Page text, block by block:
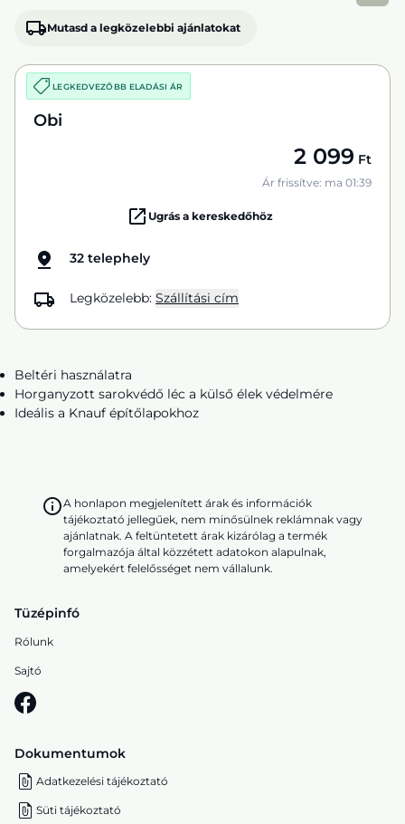
Mutasd a legközelebbi ajánlatokat
LEGKEDVEZŐBB ELADÁSI ÁR
Obi
2 099 Ft
Ár frissítve: ma 01:39
Ugrás a kereskedőhöz
32 telephely
Legközelebb: Szállítási cím
Beltéri használatra
Horganyzott sarokvédő léc a külső élek védelmére
Ideális a Knauf építőlapokhoz
A honlapon megjelenített árak és információk
tájékoztató jellegűek, nem minősülnek reklámnak vagy
ajánlatnak. A feltüntetett árak kizárólag a termék
forgalmazója által közzétett adatokon alapulnak,
amelyekért felelősséget nem vállalunk.
Tüzépinfó
Rólunk
Sajtó
Dokumentumok
Adatkezelési tájékoztató
Süti tájékoztató